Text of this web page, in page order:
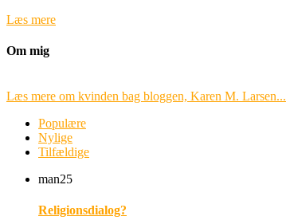
Læs mere
Om mig
Læs mere om kvinden bag bloggen, Karen M. Larsen...
Populære
Nylige
Tilfældige
man25
Religionsdialog?